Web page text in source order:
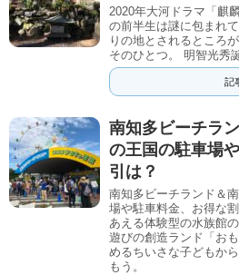
2020年大河ドラマ「麒
の前半生は謎に包まれ
りの地とされるところ
そのひとつ。 明智光秀
記
南知多ビーチラ
の王国の駐車場
引は？
南知多ビーチランド＆
場や駐車料金、お得な
あえる体験型の水族館
遊びの創造ランド「お
めるちいさな子どもか
もう。